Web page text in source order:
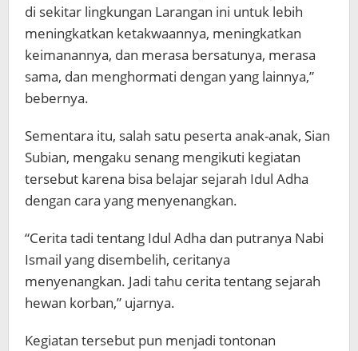
di sekitar lingkungan Larangan ini untuk lebih
meningkatkan ketakwaannya, meningkatkan
keimanannya, dan merasa bersatunya, merasa
sama, dan menghormati dengan yang lainnya,”
bebernya.
Sementara itu, salah satu peserta anak-anak, Sian
Subian, mengaku senang mengikuti kegiatan
tersebut karena bisa belajar sejarah Idul Adha
dengan cara yang menyenangkan.
“Cerita tadi tentang Idul Adha dan putranya Nabi
Ismail yang disembelih, ceritanya
menyenangkan. Jadi tahu cerita tentang sejarah
hewan korban,” ujarnya.
Kegiatan tersebut pun menjadi tontonan